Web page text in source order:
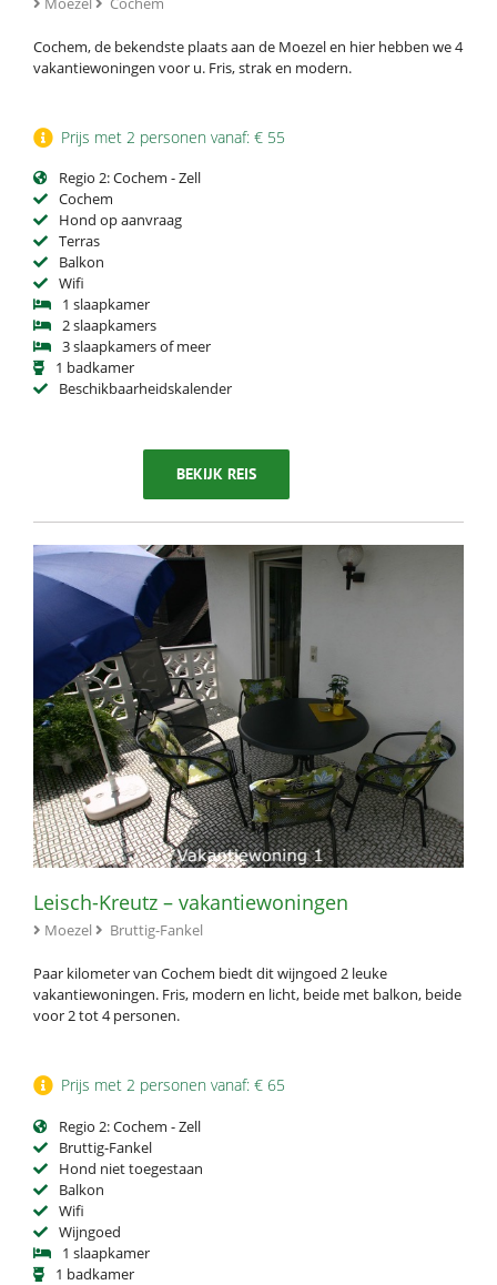
Cochem, de bekendste plaats aan de Moezel en hier hebben we 4
vakantiewoningen voor u. Fris, strak en modern.
Prijs met 2 personen vanaf: € 55
Regio 2: Cochem - Zell
Cochem
Hond op aanvraag
Terras
Balkon
Wifi
1 slaapkamer
2 slaapkamers
3 slaapkamers of meer
1 badkamer
Beschikbaarheidskalender
BEKIJK REIS
Leisch-Kreutz – vakantiewoningen
Moezel Bruttig-Fankel
Paar kilometer van Cochem biedt dit wijngoed 2 leuke
vakantiewoningen. Fris, modern en licht, beide met balkon, beide
voor 2 tot 4 personen.
Prijs met 2 personen vanaf: € 65
Regio 2: Cochem - Zell
Bruttig-Fankel
Hond niet toegestaan
Balkon
Wifi
Wijngoed
1 slaapkamer
1 badkamer